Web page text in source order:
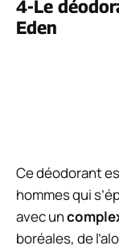
4-Le
Eden
Ce déodorant
hommes qui
avec un
boréales, de